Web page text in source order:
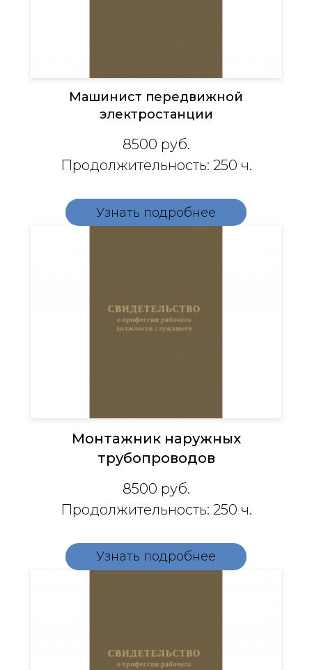
Машинист передвижной
электростанции
8500 руб.
Продолжительность: 250 ч.
Узнать подробнее
Монтажник наружных
трубопроводов
8500 руб.
Продолжительность: 250 ч.
Узнать подробнее